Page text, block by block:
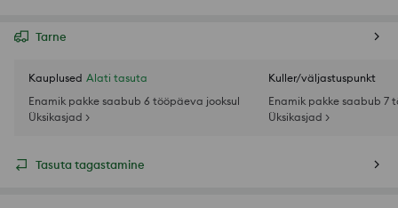
Tarne
Kauplused Alati tasuta
Enamik pakke saabub 6 tööpäeva jooksul
Üksikasjad >
Kuller/väljastuspunkt
Enamik pakke saabub 7
Üksikasjad >
Tasuta tagastamine